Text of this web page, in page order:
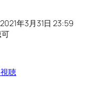
年3月31日 23:59
聴